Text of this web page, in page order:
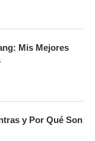
Mis Mejores
y Por Qué Son